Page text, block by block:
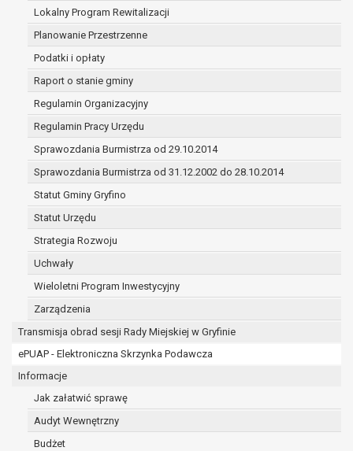
Lokalny Program Rewitalizacji
Planowanie Przestrzenne
Podatki i opłaty
Raport o stanie gminy
Regulamin Organizacyjny
Regulamin Pracy Urzędu
Sprawozdania Burmistrza od 29.10.2014
Sprawozdania Burmistrza od 31.12.2002 do 28.10.2014
Statut Gminy Gryfino
Statut Urzędu
Strategia Rozwoju
Uchwały
Wieloletni Program Inwestycyjny
Zarządzenia
Transmisja obrad sesji Rady Miejskiej w Gryfinie
ePUAP - Elektroniczna Skrzynka Podawcza
Informacje
Jak załatwić sprawę
Audyt Wewnętrzny
Budżet
(merytorycznych), a także obowiązków i
zadań zleconych przez instytucje
nadrzędne wobec Gminy;
zawarcia i realizacji umów;
ochrony żywotnych interesów osoby, której
dane dotyczą, lub innej osoby fizycznej;
wykonania zadania realizowanego w
interesie publicznym lub w ramach
sprawowania władzy publicznej
powierzonej administratorowi;
w pozostałych przypadkach dane osobowe
przetwarzane są wyłącznie na podstawie
wcześniej udzielonej zgody w zakresie i celu
określonym w treści zgody.
W związku z przetwarzaniem danych w celu
wskazanym w pkt. 3, dane osobowe mogą być
udostępniane innym upoważnionym odbiorcom lub
kategoriom odbiorców danych osobowych.
Odbiorcami mogą być:
podmioty, które przetwarzają dane
osobowe w imieniu administratora na
osobowych;
podmioty upoważnione do odbioru danych